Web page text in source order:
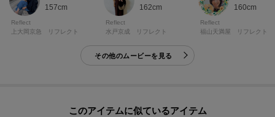
157cm
Reflect
上大岡京急 リフレクト
162cm
Reflect
水戸京成 リフレクト
160cm
Reflect
福山天満屋 リフレクト
その他のムービーを見る
このアイテムに似ているアイテム